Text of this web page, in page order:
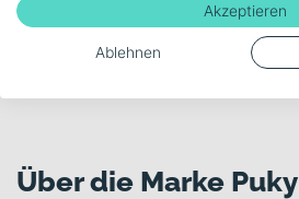
Über die Marke Puky
Akzeptieren
Ablehnen